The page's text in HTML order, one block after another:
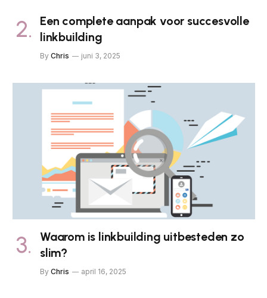
Een complete aanpak voor succesvolle
linkbuilding
By Chris juni 3, 2025
Waarom is linkbuilding uitbesteden zo
slim?
By Chris april 16, 2025